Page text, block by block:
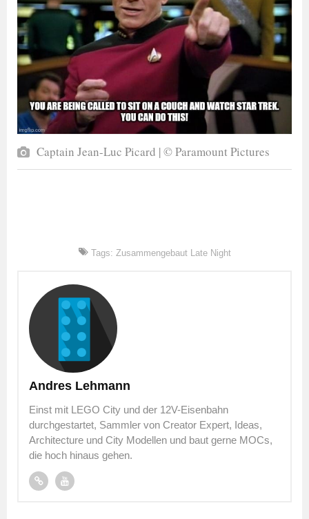
Captain Jean-Luc Picard | © Paramount Pictures
Tags: Zusammengebaut Late Night
Andres Lehmann
Einst mit LEGO City und der 12V-Eisenbahn
durchgestartet, Sammler von Creator Expert, Ideas,
Architecture und City Modellen und baut gerne MOCs,
die hoch hinaus gehen.